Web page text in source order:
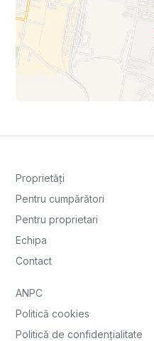
Proprietăți
Pentru cumpărători
Pentru proprietari
Echipa
Contact
ANPC
Politică cookies
Politică de confidențialitate